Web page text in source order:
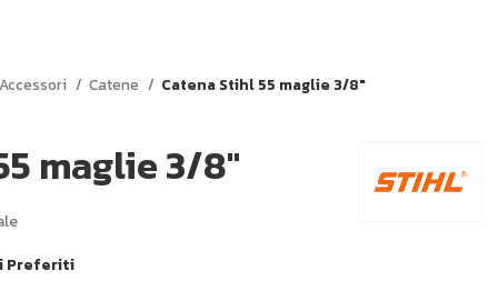
Accessori Catene Catena Stihl 55 maglie 3/8″
maglie 3/8″
Preferiti